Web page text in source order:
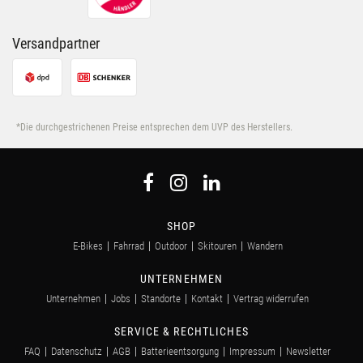
Versandpartner
*Die durchgestrichenen Preise entsprechen dem UVP des Herstellers.
SHOP
E-Bikes Fahrrad Outdoor Skitouren Wandern
UNTERNEHMEN
Unternehmen Jobs Standorte Kontakt Vertrag widerrufen
SERVICE & RECHTLICHES
FAQ Datenschutz AGB Batterieentsorgung Impressum Newsletter